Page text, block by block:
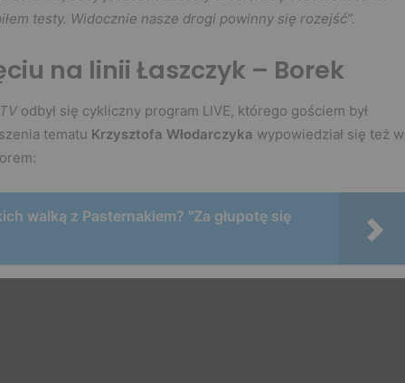
testy. Widocznie nasze drogi powinny się rozejść”.
na linii Łaszczyk – Borek
odbył się cykliczny program LIVE, którego gościem był
tematu Krzysztofa Włodarczyka wypowiedział się też w
walką z Pasternakiem? "Za głupotę się